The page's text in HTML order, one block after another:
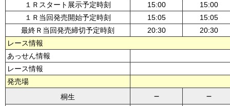
１Ｒスタート展示予定時刻
15:00
15:00
１Ｒ当回発売開始予定時刻
15:05
15:05
最終Ｒ当回発売締切予定時刻
20:30
20:30
レース情報
あっせん情報
レース情報
発売場
桐生
－ －